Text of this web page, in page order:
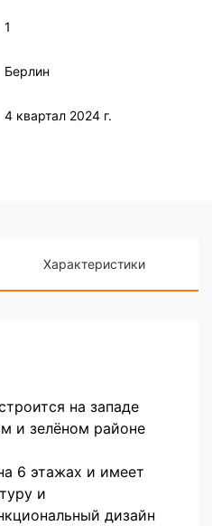
1
Берлин
4 квартал 2024 г.
Характеристики
на западе
и зелёном районе
6 этажах и имеет
и
дизайн